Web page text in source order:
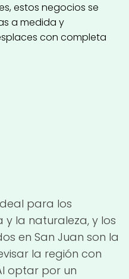
estos negocios se
a medida y
con completa
para los
la naturaleza, y los
en San Juan son la
la región con
optar por un